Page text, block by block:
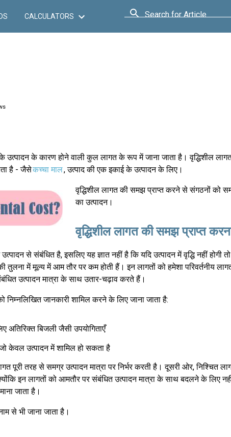
CALCULATORS Search for Article
उत्पादन के कारण होने वाली कुल लागत के रूप में जाना जाता है। वृद्धिशील
है - जैसेकच्चा माल, उत्पाद की एक इकाई के उत्पादन के लिए।
वृद्धिशील लागत की समझ प्राप्त करने से संगठनों को
का उत्पादन।
वृद्धिशील लागत की समझ प्राप्त
से संबंधित है, इसलिए यह ज्ञात नहीं है कि यदि उत्पादन में वृद्धि नहीं होगी
में मूल्य में आम तौर पर कम होती हैं। इन लागतों को हमेशा परिवर्तनीय
उत्पादन मात्रा के साथ उतार-चढ़ाव करते हैं।
निम्नलिखित जानकारी शामिल करने के लिए जाना जाता है:
अतिरिक्त बिजली जैसी उपयोगिताएँ
केवल उत्पादन में शामिल हो सकता है
पूरी तरह से समग्र उत्पादन मात्रा पर निर्भर करती है। दूसरी ओर, निश्चित
इन लागतों को आमतौर पर संबंधित उत्पादन मात्रा के साथ बदलने के लिए
जाता है।
से भी जाना जाता है।